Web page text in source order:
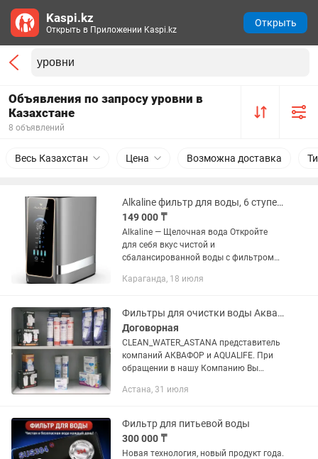
Объявления по запросу уровни в
Казахстане
8 объявлений
Весь Казахстан Цена Возможна доставка
Alkaline фильтр для воды, 6 ступеней очистки
149 000 ₸
Alkaline — Щелочная вода Откройте
для себя вкус чистой и
сбалансированной воды с фильтром
эффективно очищает воду от
насыщает её...
Караганда, 18 июля
Фильтры для очистки воды Аквафор, Гейзер и Aqualife
Договорная
CLEAN_WATER_ASTANA представитель
компаний АКВАФОР и AQUALIFE. При
обращении в нашу Компанию Вы
России и Тайване! —
для воды! —...
Астана, 31 июля
Фильтр для питьевой воды
300 000 ₸
Новая технология, новый продукт года.
Kaspi.kz
Открыть в Приложении Kaspi.kz
Открыть